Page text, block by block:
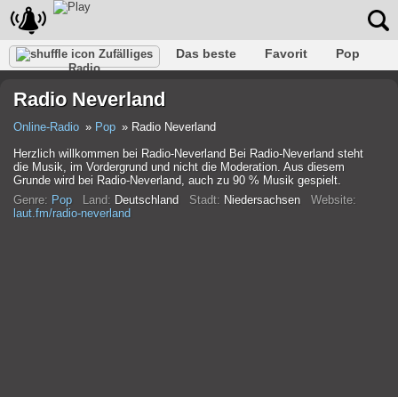
Zufälliges
Radio
Das beste Favorit
Pop
Rap
Trans Falk
Radio Neverland
Online-Radio Pop
Radio Neverland
Herzlich willkommen bei Radio-Neverland Bei Radio-Neverland steht
die Musik, im Vordergrund und nicht die Moderation. Aus diesem
Grunde wird bei Radio-Neverland, auch zu 90 % Musik gespielt.
Genre: Pop Land: Deutschland Stadt: Niedersachsen Website:
laut.fm/radio-neverland